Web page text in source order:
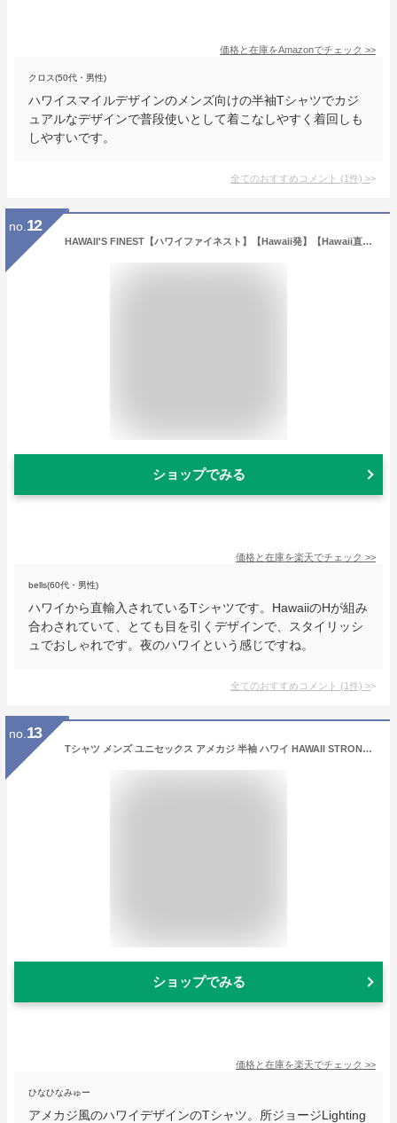
価格と在庫をAmazonでチェック >>
クロス(50代・男性)
ハワイスマイルデザインのメンズ向けの半袖Tシャツでカジ
ュアルなデザインで普段使いとして着こなしやすく着回しも
しやすいです。
全てのおすすめコメント (1件) >
no. 12
HAWAII'S FINEST【ハワイファイネスト】【Hawaii発】【Hawaii直輸入】メンズ Tシャツブラック サイズ：M・L【返品交換不可】
ショップでみる
価格と在庫を楽天でチェック >>
bells(60代・男性)
ハワイから直輸入されているTシャツです。HawaiiのHが組み
合わされていて、とても目を引くデザインで、スタイリッシ
ュでおしゃれです。夜のハワイという感じですね。
全てのおすすめコメント (1件) >
no. 13
Tシャツ メンズ ユニセックス アメカジ 半袖 ハワイ HAWAII STRONG CURRENT ストロングカレント ハワイ M-XL さまぁ～ず DAYTONA 世田谷ベース 所ジョージ Lightning
ショップでみる
価格と在庫を楽天でチェック >>
ひなひなみゅー
アメカジ風のハワイデザインのTシャツ。所ジョージLighting